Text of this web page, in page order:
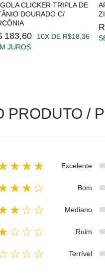
CLICKER TRIPLA DE
DOURADO C/
183,60
10X DE R$18,36
JUROS
PRODUTO /
Excelente
Bom
Mediano
Ruim
Terrível